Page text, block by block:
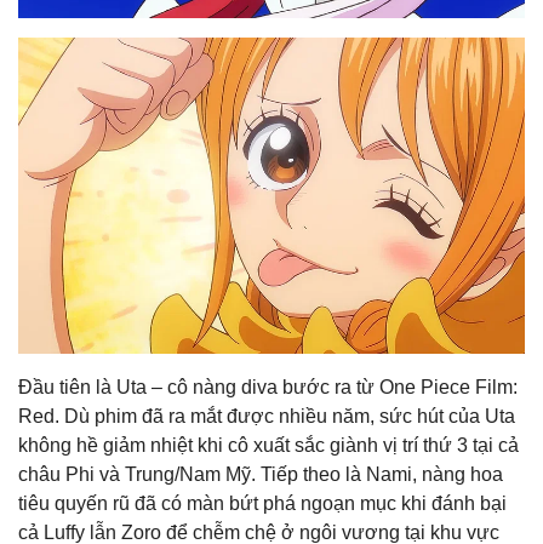
Đầu tiên là Uta – cô nàng diva bước ra từ One Piece Film:
Red. Dù phim đã ra mắt được nhiều năm, sức hút của Uta
không hề giảm nhiệt khi cô xuất sắc giành vị trí thứ 3 tại cả
châu Phi và Trung/Nam Mỹ. Tiếp theo là Nami, nàng hoa
tiêu quyến rũ đã có màn bứt phá ngoạn mục khi đánh bại
cả Luffy lẫn Zoro để chễm chệ ở ngôi vương tại khu vực